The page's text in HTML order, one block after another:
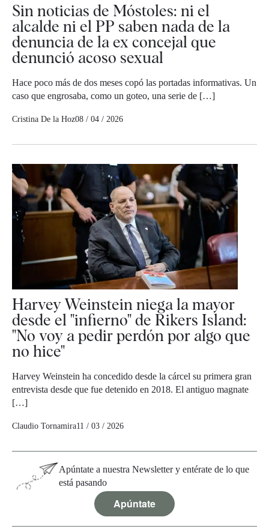
Sin noticias de Móstoles: ni el
alcalde ni el PP saben nada de la
denuncia de la ex concejal que
denunció acoso sexual
Hace poco más de dos meses copó las portadas informativas. Un
caso que engrosaba, como un goteo, una serie de […]
Cristina De la Hoz08 / 04 / 2026
Harvey Weinstein niega la mayor
desde el "infierno" de Rikers Island:
"No voy a pedir perdón por algo que
no hice"
Harvey Weinstein ha concedido desde la cárcel su primera gran
entrevista desde que fue detenido en 2018. El antiguo magnate
[…]
Claudio Tornamira11 / 03 / 2026
Apúntate a nuestra Newsletter y entérate de lo que
está pasando
Apúntate